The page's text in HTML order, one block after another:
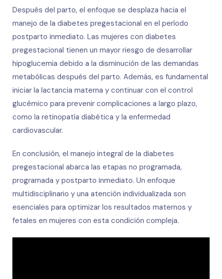
Después del parto, el enfoque se desplaza hacia el
manejo de la diabetes pregestacional en el período
postparto inmediato. Las mujeres con diabetes
pregestacional tienen un mayor riesgo de desarrollar
hipoglucemia debido a la disminución de las demandas
metabólicas después del parto. Además, es fundamental
iniciar la lactancia materna y continuar con el control
glucémico para prevenir complicaciones a largo plazo,
como la retinopatía diabética y la enfermedad
cardiovascular.
En conclusión, el manejo integral de la diabetes
pregestacional abarca las etapas no programada,
programada y postparto inmediato. Un enfoque
multidisciplinario y una atención individualizada son
esenciales para optimizar los resultados maternos y
fetales en mujeres con esta condición compleja.